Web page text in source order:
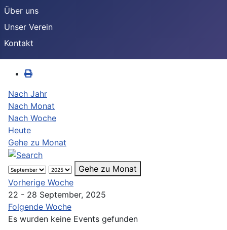
Über uns
Unser Verein
Kontakt
Nach Jahr
Nach Monat
Nach Woche
Heute
Gehe zu Monat
Gehe zu Monat
Vorherige Woche
22 - 28 September, 2025
Folgende Woche
Es wurden keine Events gefunden